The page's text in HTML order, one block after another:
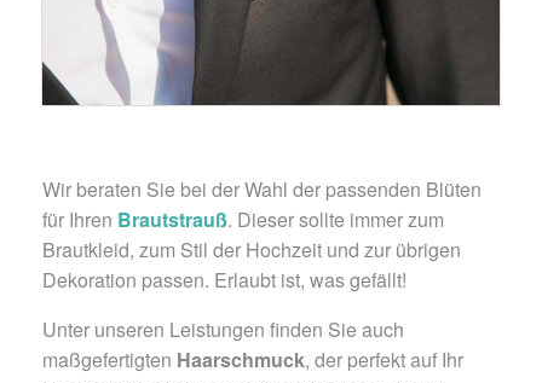
Wir beraten Sie bei der Wahl der passenden Blüten
für Ihren Brautstrauß. Dieser sollte immer zum
Brautkleid, zum Stil der Hochzeit und zur übrigen
Dekoration passen. Erlaubt ist, was gefällt!
Unter unseren Leistungen finden Sie auch
maßgefertigten Haarschmuck, der perfekt auf Ihr